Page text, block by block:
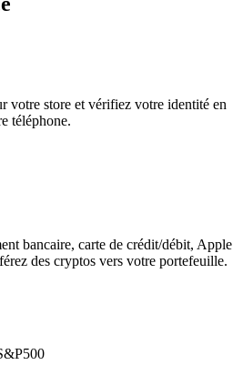
votre store et vérifiez votre identité en
téléphone.
bancaire, carte de crédit/débit, Apple
des cryptos vers votre portefeuille.